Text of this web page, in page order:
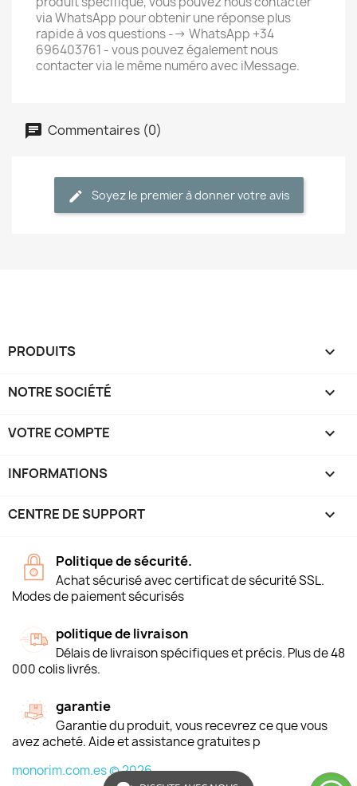
via WhatsApp pour obtenir une réponse plus
rapide à vos questions --> WhatsApp +34
696403761 - vous pouvez également nous
contacter via le même numéro avec iMessage.
Commentaires (0)
Soyez le premier à donner votre avis
PRODUITS 
NOTRE SOCIÉTÉ 
VOTRE COMPTE 
INFORMATIONS keyboard_arrow_down
CENTRE DE SUPPORT 
Politique de sécurité.
Achat sécurisé avec certificat de sécurité SSL.
Modes de paiement sécurisés
politique de livraison
Délais de livraison spécifiques et précis. Plus de 48
000 colis livrés.
garantie
Garantie du produit, vous recevrez ce que vous
avez acheté. Aide et assistance gratuites p
monorim.com.es © 2026